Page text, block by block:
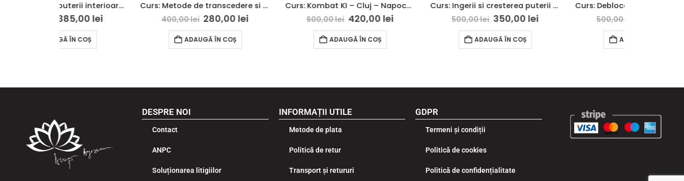
Curs: Metode de transcedere si adaptare in iluzia dualitatii – Galati – acces online (Seniori)
400,00
lei
Curs: Kombat KI – Cluj – Napoca- acces online (Seniori)
600,00
lei
Curs: Ingerii si cresterea puterii pe lumina – Modulul II – Deva – acces online (Seniori)
500,00
lei
Curs: Deblocarea drepturilor si potentialelor divine – Constanta – acces online (Seniori)
500,00
lei
DESPRE NOI
Contact
ANPC
Soluționarea litigiilor
INFORMAȚII UTILE
Metode de plata
Politică de retur
Transport și retururi
GDPR
Termeni și condiții
Politică de cookies
Politică de confidențialitate